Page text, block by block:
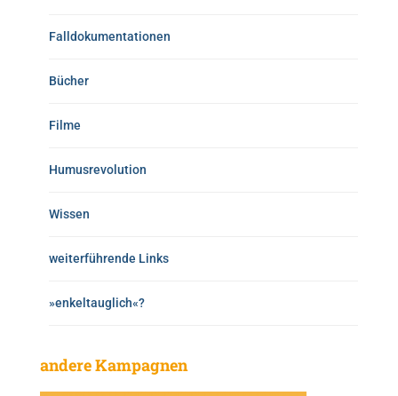
Falldokumentationen
Bücher
Filme
Humusrevolution
Wissen
weiterführende Links
»enkeltauglich«?
andere Kampagnen